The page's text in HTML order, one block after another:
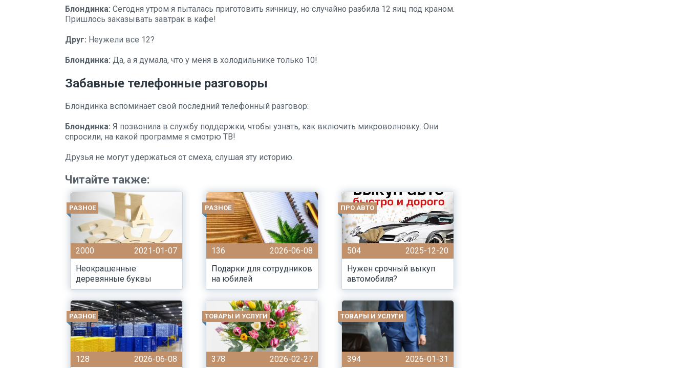
Блондинка: Сегодня утром я пыталась приготовить яичницу, но случайно разбила 12 яиц под краном.
Пришлось заказывать завтрак в кафе!
Друг: Неужели все 12?
Блондинка: Да, а я думала, что у меня в холодильнике только 10!
Забавные телефонные разговоры
Блондинка вспоминает свой последний телефонный разговор:
Блондинка: Я позвонила в службу поддержки, чтобы узнать, как включить микроволновку. Они
спросили, на какой программе я смотрю ТВ!
Друзья не могут удержаться от смеха, слушая эту историю.
Читайте также:
РАЗНОЕ
2000
2021-01-07
Неокрашенные
деревянные буквы
РАЗНОЕ
136
2026-06-08
Подарки для сотрудников
на юбилей
ПРО АВТО
504
2025-12-20
Нужен срочный выкуп
автомобиля?
РАЗНОЕ
128 2026-06-08
ТОВАРЫ И УСЛУГИ
378 2026-02-27
ТОВАРЫ И УСЛУГИ
394 2026-01-31